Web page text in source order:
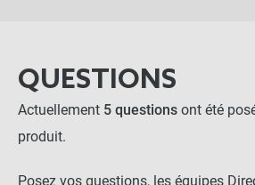
QUESTIONS
Actuellement 5 questions ont été
produit.
Posez vos questions, les équipes